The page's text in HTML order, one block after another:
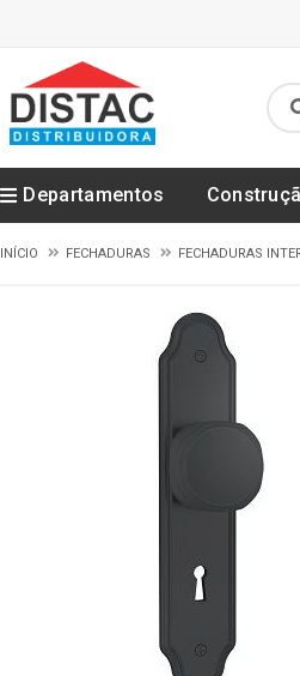
Departamentos
INÍCIO FECHADURAS FECHADURAS